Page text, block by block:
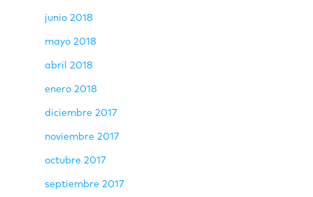
junio 2018
mayo 2018
abril 2018
enero 2018
diciembre 2017
noviembre 2017
octubre 2017
septiembre 2017